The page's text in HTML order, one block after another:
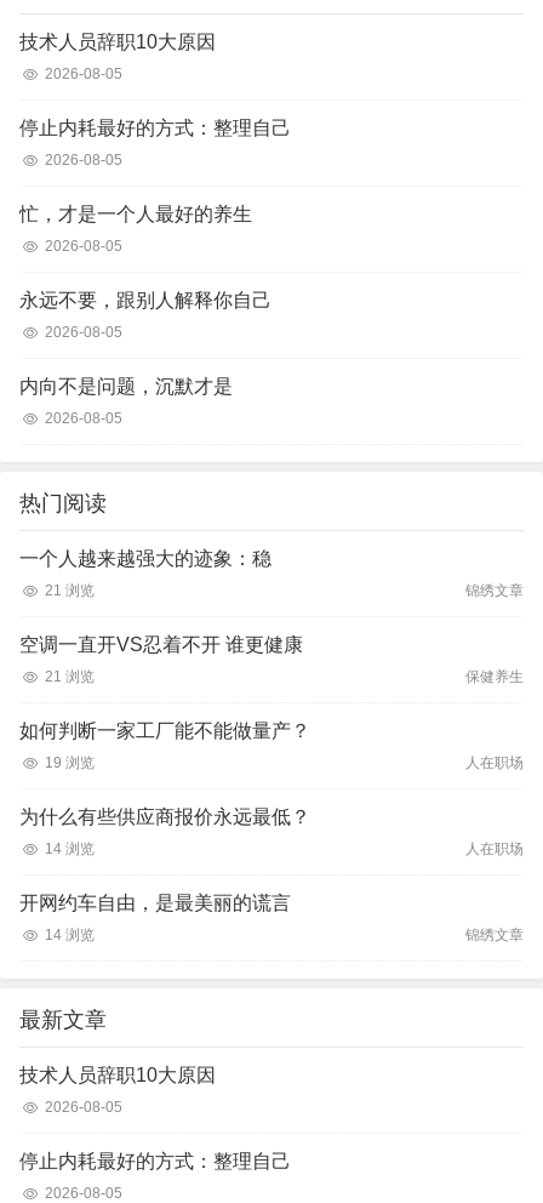
技术人员辞职10大原因
2026-08-05
停止内耗最好的方式：整理自己
2026-08-05
忙，才是一个人最好的养生
2026-08-05
永远不要，跟别人解释你自己
2026-08-05
内向不是问题，沉默才是
2026-08-05
热门阅读
一个人越来越强大的迹象：稳
21 浏览 锦绣文章
空调一直开VS忍着不开 谁更健康
21 浏览 保健养生
如何判断一家工厂能不能做量产？
19 浏览 人在职场
为什么有些供应商报价永远最低？
14 浏览 人在职场
开网约车自由，是最美丽的谎言
14 浏览 锦绣文章
最新文章
技术人员辞职10大原因
2026-08-05
停止内耗最好的方式：整理自己
2026-08-05